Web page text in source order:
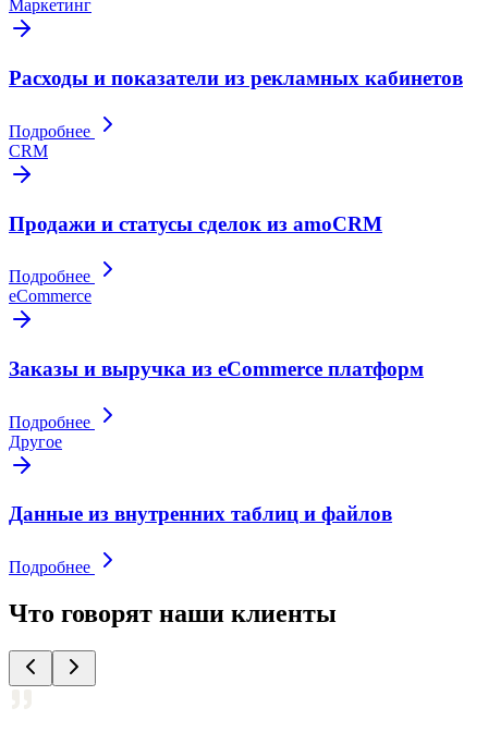
Маркетинг
Расходы и показатели из рекламных кабинетов
Подробнее
CRM
Продажи и статусы сделок из amoCRM
Подробнее
eCommerce
Заказы и выручка из eCommerce платформ
Подробнее
Другое
Данные из внутренних таблиц и файлов
Подробнее
Что говорят наши клиенты